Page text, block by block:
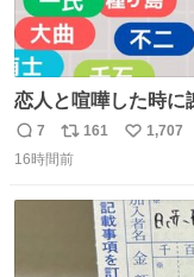
恋人と喧嘩した時に
💭 ▶︎自分から謝る or 悪くないなら謝らない ▶︎ねちねちす
る or さっぱりしている 個人的見解です！色々と許
返
信
7
リ
ポ
161
い
数
1,707
16時間前